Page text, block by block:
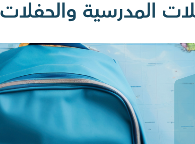
المدرسية والحفلات